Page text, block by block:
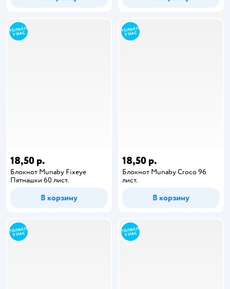
18,50 р.
Блокнот Munaby Fixeye
Пятнашки 60 лист.
В корзину
18,50 р.
Блокнот Munaby Croco 96
лист.
В корзину